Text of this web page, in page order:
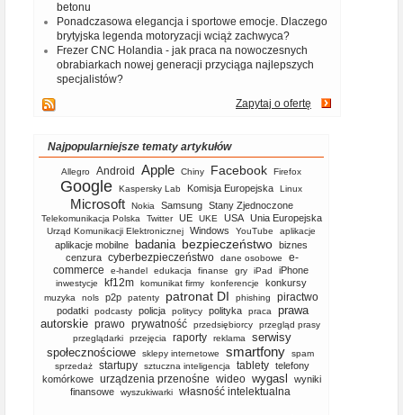
betonu
Ponadczasowa elegancja i sportowe emocje. Dlaczego
brytyjska legenda motoryzacji wciąż zachwyca?
Frezer CNC Holandia - jak praca na nowoczesnych
obrabiarkach nowej generacji przyciąga najlepszych
specjalistów?
Zapytaj o ofertę
Najpopularniejsze tematy artykułów
Allegro Android Apple Chiny Facebook Firefox
Google Kaspersky Lab Komisja Europejska Linux
Microsoft Nokia Samsung Stany Zjednoczone
Telekomunikacja Polska Twitter UE UKE USA Unia Europejska
Urząd Komunikacji Elektronicznej Windows YouTube aplikacje
aplikacje mobilne badania bezpieczeństwo biznes
cenzura cyberbezpieczeństwo dane osobowe
e-
commerce
e-handel edukacja finanse gry iPad iPhone
inwestycje kf12m komunikat firmy konferencje konkursy
muzyka nols p2p patenty patronat DI phishing piractwo
podatki podcasty policja politycy polityka praca
prawa
autorskie prawo prywatność przedsiębiorcy
przegląd prasy
przeglądarki
przejęcia raporty reklama
serwisy
społecznościowe
sklepy internetowe smartfony
spam
sprzedaż
startupy sztuczna inteligencja tablety telefony
komórkowe
urządzenia przenośne wideo wygasl
wyniki
finansowe
wyszukiwarki własność intelektualna